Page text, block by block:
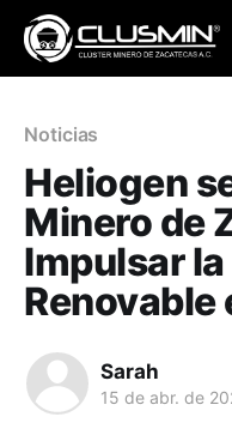
Noticias
Heliogen
Minero de
Impulsar
Renovable
Sarah
15 de abr. de